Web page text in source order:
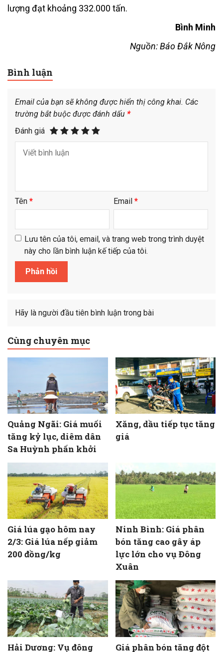
lượng đạt khoảng 332.000 tấn.
Bình Minh
Nguồn: Báo Đắk Nông
Bình luận
Email của bạn sẽ không được hiển thị công khai. Các
trường bắt buộc được đánh dấu *
Đánh giá
Tên * Email *
Lưu tên của tôi, email, và trang web trong trình duyệt
này cho lần bình luận kế tiếp của tôi.
Hãy là người đầu tiên bình luận trong bài
Cùng chuyên mục
Quảng Ngãi: Giá muối
tăng kỷ lục, diêm dân
Sa Huỳnh phấn khởi
Xăng, dầu tiếp tục tăng
giá
Giá lúa gạo hôm nay
2/3: Giá lúa nếp giảm
200 đồng/kg
Ninh Bình: Giá phân
bón tăng cao gây áp
lực lớn cho vụ Đông
Xuân
Hải Dương: Vụ đông Giá phân bón tăng đột